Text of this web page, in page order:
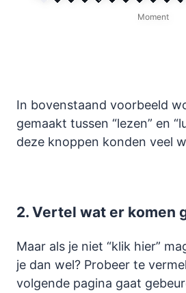
Moment
In bovenstaand voorbeeld
gemaakt tussen “lezen” en
deze knoppen konden veel
2. Vertel wat er komen
Maar als je niet “klik hier”
je dan wel? Probeer te
volgende pagina gaat